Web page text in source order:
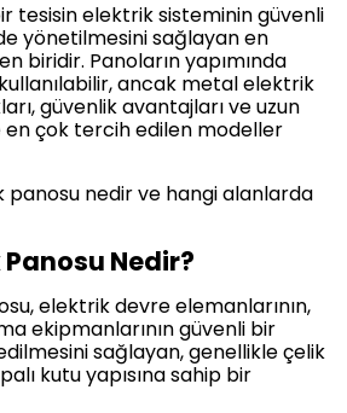
tesisin elektrik sisteminin güvenli
yönetilmesini sağlayan en
biridir. Panoların yapımında
ancak metal elektrik
güvenlik avantajları ve uzun
çok tercih edilen modeller
panosu nedir ve hangi alanlarda
Nedir?
elektrik devre elemanlarının,
ekipmanlarının güvenli bir
sağlayan, genellikle çelik
kutu yapısına sahip bir